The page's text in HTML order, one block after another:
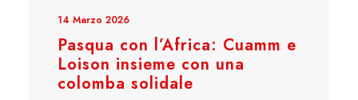
14 Marzo 2026
Pasqua con l’Africa: Cuamm e
Loison insieme con una
colomba solidale